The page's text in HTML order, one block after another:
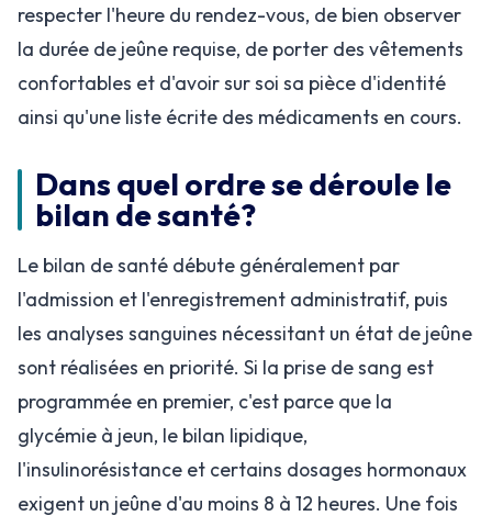
respecter l'heure du rendez-vous, de bien observer
la durée de jeûne requise, de porter des vêtements
confortables et d'avoir sur soi sa pièce d'identité
ainsi qu'une liste écrite des médicaments en cours.
Dans quel ordre se déroule le
bilan de santé?
Le bilan de santé débute généralement par
l'admission et l'enregistrement administratif, puis
les analyses sanguines nécessitant un état de jeûne
sont réalisées en priorité. Si la prise de sang est
programmée en premier, c'est parce que la
glycémie à jeun, le bilan lipidique,
l'insulinorésistance et certains dosages hormonaux
exigent un jeûne d'au moins 8 à 12 heures. Une fois